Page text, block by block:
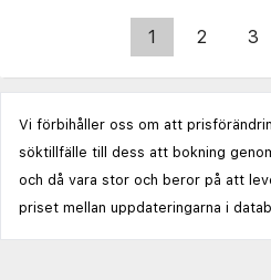
1 2 3
Vi förbihåller oss om att
söktillfälle till dess att bokning
och då vara stor och beror på att
priset mellan uppdateringarna i